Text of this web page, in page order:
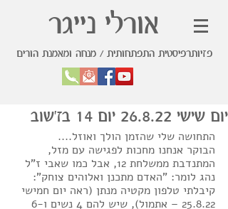
אורלי נייגר
פזיותרפיסטית התפתחותית / מנחה ומאמנת הורים
יום שישי 26.8.22 יום 14 בז'שוב
התחושה שלי שהזמן הולך ואוזל....
הבוקר אנחנו מחכות לפגישה עם מזל,
המתנדבת ממשלחת 12, אבל כמו שאבי ז"ל
נהג לומר: "האדם מתכנן ואלוהים צוחק":
קיבלתי טלפון מקטיה מנתן (ראה יום חמישי